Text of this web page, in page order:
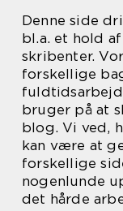
Denne side
bl.a. et hold
skribenter.
forskellige
bruger på at
blog. Vi ved,
kan være at
forskellige
nogenlunde
det hårde